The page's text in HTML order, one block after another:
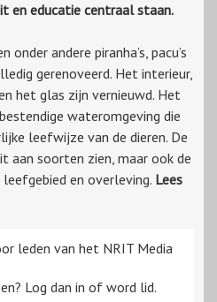
en educatie centraal staan.
onder andere piranha’s, pacu’s
gerenoveerd. Het interieur,
het glas zijn vernieuwd. Het
wateromgeving die
leefwijze van de dieren. De
aan soorten zien, maar ook de
en overleving. Lees
leden van het NRIT Media
Log dan in of word lid.